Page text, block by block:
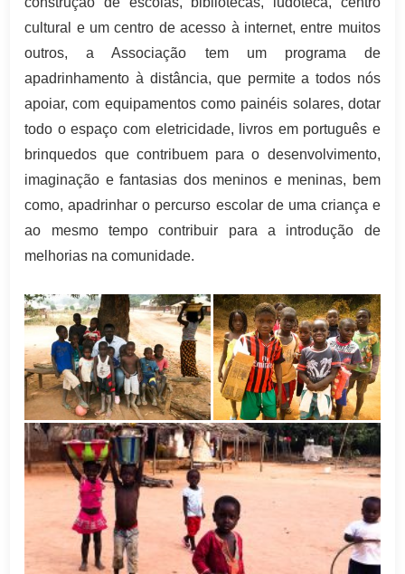
cultural e um centro de acesso à internet, entre muitos
outros, a Associação tem um programa de
apadrinhamento à distância, que permite a todos nós
apoiar, com equipamentos como painéis solares, dotar
todo o espaço com eletricidade, livros em português e
brinquedos que contribuem para o desenvolvimento,
imaginação e fantasias dos meninos e meninas, bem
como, apadrinhar o percurso escolar de uma criança e
ao mesmo tempo contribuir para a introdução de
melhorias na comunidade.